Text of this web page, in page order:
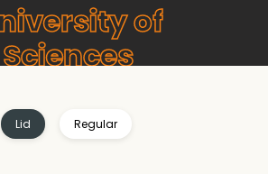
of
Lid Regular